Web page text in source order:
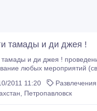
тамады и ди джея !
тамады и ди джея !
любых мероприятий
тел 471224 . 87053209525 , ди
2011 11:20
Развлечения
Петропавловск